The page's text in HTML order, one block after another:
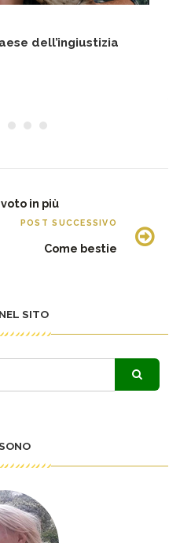
dell’ingiustizia
voto in più
POST SUCCESSIVO
Come bestie
SITO